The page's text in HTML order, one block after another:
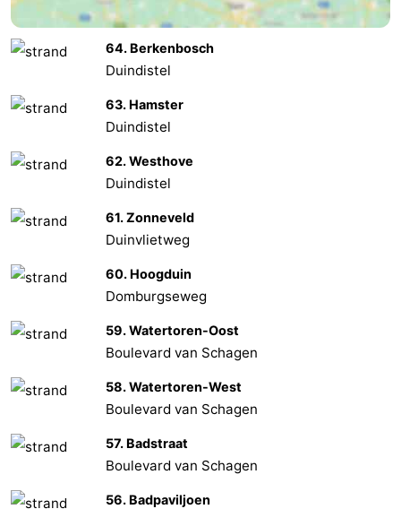
Natur
Zwin
Wetter
64. Berkenbosch
Duindistel
63. Hamster
Duindistel
62. Westhove
Duindistel
61. Zonneveld
Duinvlietweg
60. Hoogduin
Domburgseweg
59. Watertoren-Oost
Boulevard van Schagen
58. Watertoren-West
Boulevard van Schagen
57. Badstraat
Boulevard van Schagen
56. Badpaviljoen